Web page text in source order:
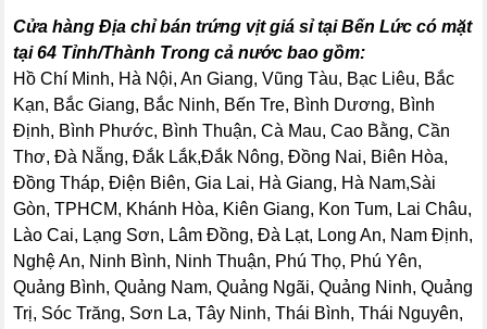
Cửa hàng Địa chỉ bán trứng vịt giá sỉ tại Bến Lức có mặt
tại 64 Tỉnh/Thành Trong cả nước bao gồm:
Hồ Chí Minh, Hà Nội, An Giang, Vũng Tàu, Bạc Liêu, Bắc
Kạn, Bắc Giang, Bắc Ninh, Bến Tre, Bình Dương, Bình
Định, Bình Phước, Bình Thuận, Cà Mau, Cao Bằng, Cần
Thơ, Đà Nẵng, Đắk Lắk,Đắk Nông, Đồng Nai, Biên Hòa,
Đồng Tháp, Điện Biên, Gia Lai, Hà Giang, Hà Nam,Sài
Gòn, TPHCM, Khánh Hòa, Kiên Giang, Kon Tum, Lai Châu,
Lào Cai, Lạng Sơn, Lâm Đồng, Đà Lạt, Long An, Nam Định,
Nghệ An, Ninh Bình, Ninh Thuận, Phú Thọ, Phú Yên,
Quảng Bình, Quảng Nam, Quảng Ngãi, Quảng Ninh, Quảng
Trị, Sóc Trăng, Sơn La, Tây Ninh, Thái Bình, Thái Nguyên,